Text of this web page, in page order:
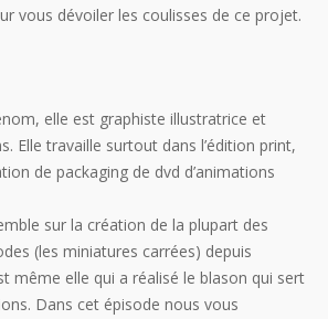
vous dévoiler les coulisses de ce projet.
elle est graphiste illustratrice et
Elle travaille surtout dans l’édition print,
de packaging de dvd d’animations
sur la création de la plupart des
(les miniatures carrées) depuis
même elle qui a réalisé le blason qui sert
Dans cet épisode nous vous